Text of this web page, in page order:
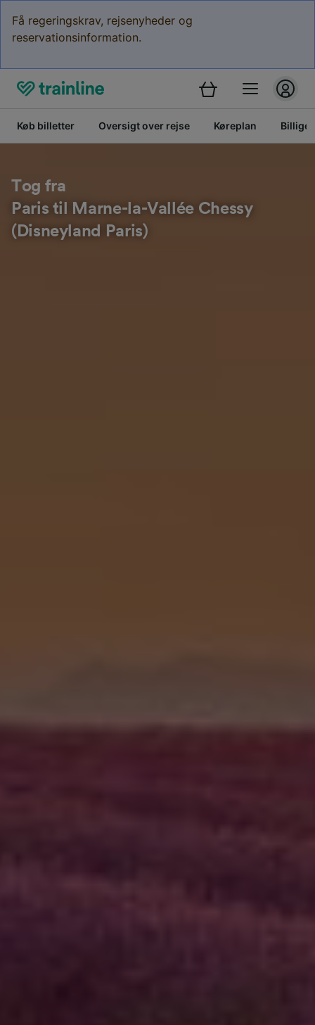
Få regeringskrav, rejsenyheder og
reservationsinformation.
Køb billetter Oversigt over rejse Køreplan Billige
Tog fra
Paris til Marne-la-Vallée Chessy
(Disneyland Paris)